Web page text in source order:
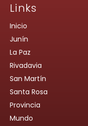
Links
Inicio
Junín
La Paz
Rivadavia
San Martín
Santa Rosa
Provincia
Mundo